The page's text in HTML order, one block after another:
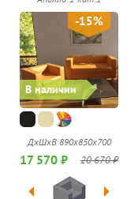
В наличии
-15%
ДхШхВ 890х850х700
17 570 ₽ 20 670 ₽